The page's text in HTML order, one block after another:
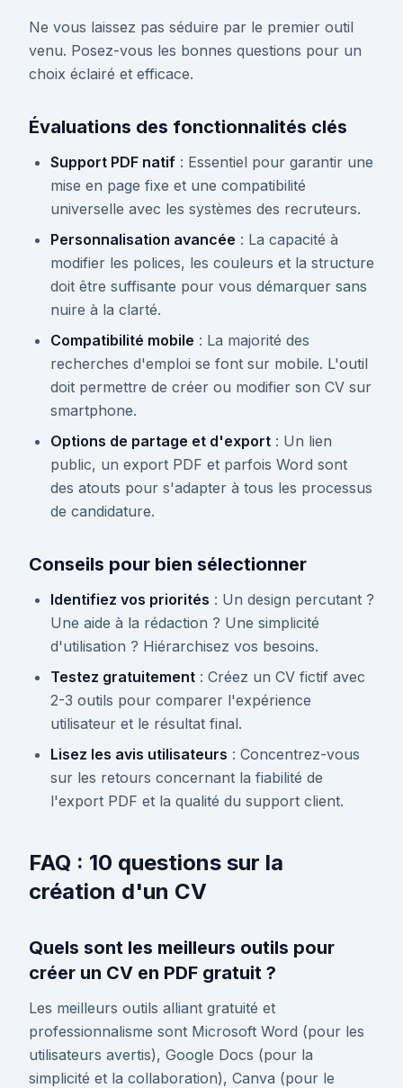
Ne vous laissez pas séduire par le premier outil
venu. Posez-vous les bonnes questions pour un
choix éclairé et efficace.
Évaluations des fonctionnalités clés
Support PDF natif : Essentiel pour garantir une
mise en page fixe et une compatibilité
universelle avec les systèmes des recruteurs.
Personnalisation avancée : La capacité à
modifier les polices, les couleurs et la structure
doit être suffisante pour vous démarquer sans
nuire à la clarté.
Compatibilité mobile : La majorité des
recherches d'emploi se font sur mobile. L'outil
doit permettre de créer ou modifier son CV sur
smartphone.
Options de partage et d'export : Un lien
public, un export PDF et parfois Word sont
des atouts pour s'adapter à tous les processus
de candidature.
Conseils pour bien sélectionner
Identifiez vos priorités : Un design percutant ?
Une aide à la rédaction ? Une simplicité
d'utilisation ? Hiérarchisez vos besoins.
Testez gratuitement : Créez un CV fictif avec
2-3 outils pour comparer l'expérience
utilisateur et le résultat final.
Lisez les avis utilisateurs : Concentrez-vous
sur les retours concernant la fiabilité de
l'export PDF et la qualité du support client.
FAQ : 10 questions sur la
création d'un CV
Quels sont les meilleurs outils pour
créer un CV en PDF gratuit ?
Les meilleurs outils alliant gratuité et
professionnalisme sont Microsoft Word (pour les
utilisateurs avertis), Google Docs (pour la
simplicité et la collaboration), Canva (pour le